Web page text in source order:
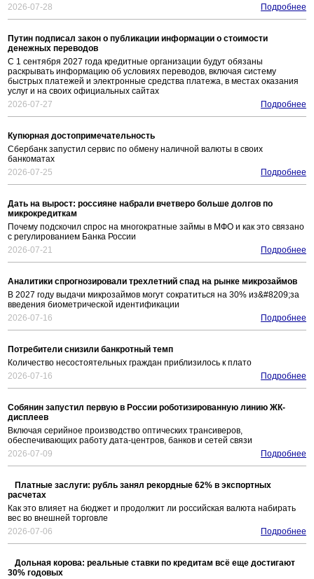
2026-07-28
Подробнее
Путин подписал закон о публикации информации о стоимости
денежных переводов
С 1 сентября 2027 года кредитные организации будут обязаны
раскрывать информацию об условиях переводов, включая систему
быстрых платежей и электронные средства платежа, в местах оказания
услуг и на своих официальных сайтах
2026-07-27
Подробнее
Купюрная достопримечательность
Сбербанк запустил сервис по обмену наличной валюты в своих
банкоматах
2026-07-25
Подробнее
Дать на вырост: россияне набрали вчетверо больше долгов по
микрокредиткам
Почему подскочил спрос на многократные займы в МФО и как это связано
с регулированием Банка России
2026-07-21
Подробнее
Аналитики спрогнозировали трехлетний спад на рынке микрозаймов
В 2027 году выдачи микрозаймов могут сократиться на 30% из&#8209;за
введения биометрической идентификации
2026-07-16
Подробнее
Потребители снизили банкротный темп
Количество несостоятельных граждан приблизилось к плато
2026-07-16
Подробнее
Собянин запустил первую в России роботизированную линию ЖК-
дисплеев
Включая серийное производство оптических трансиверов,
обеспечивающих работу дата-центров, банков и сетей связи
2026-07-09
Подробнее
Платные заслуги: рубль занял рекордные 62% в экспортных
расчетах
Как это влияет на бюджет и продолжит ли российская валюта набирать
вес во внешней торговле
2026-07-06
Подробнее
Дольная корова: реальные ставки по кредитам всё еще достигают
30% годовых